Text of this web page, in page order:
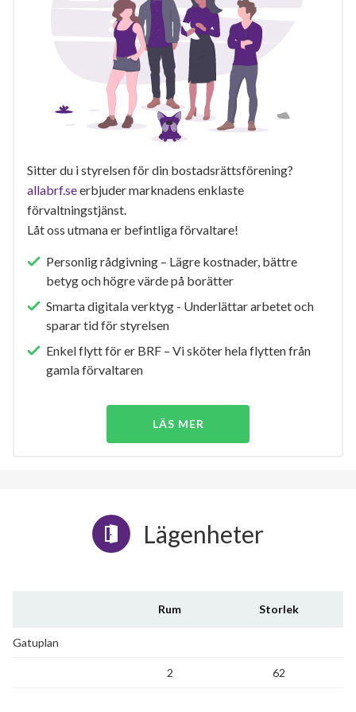
Sitter du i styrelsen för din bostadsrättsförening?
allabrf.seerbjuder marknadens enklaste
förvaltningstjänst.
Låt oss utmana er befintliga förvaltare!
Personlig rådgivning – Lägre kostnader, bättre
betyg och högre värde på borätter
Smarta digitala verktyg - Underlättar arbetet och
sparar tid för styrelsen
Enkel flytt för er BRF – Vi sköter hela flytten från
gamla förvaltaren
LÄS MER
Lägenheter
Rum Storlek
Gatuplan
2 62